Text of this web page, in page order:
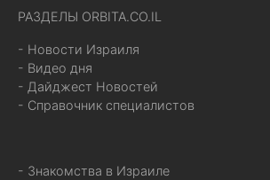
РАЗДЕЛЫ ORBITA.CO.IL
- Новости Израиля
- Видео дня
- Дайджест Новостей
- Справочник специалистов
- Знакомства в Израиле